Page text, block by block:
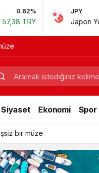
JPY 0.01%
Japon Yeni 0,00 TRY
Siyaset Ekonomi Spor
bir müze